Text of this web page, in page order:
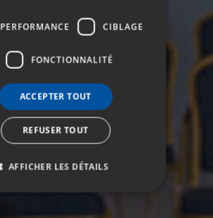
PERFORMANCE CIBLAGE
FONCTIONNALITÉ
ACCEPTER TOUT
REFUSER TOUT
AFFICHER LES DÉTAILS